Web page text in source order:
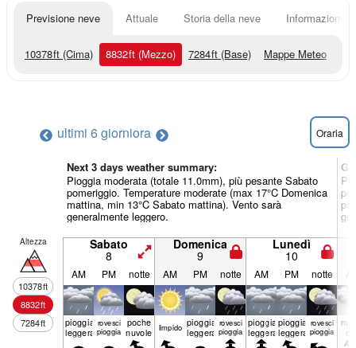
Previsione neve Attuale Storia della neve Informazioni
10378ft (Cima) 8832ft (Mezzo) 7284ft (Base) Mappe Meteo
ultimi 6 giorniora Oraria
Next 3 days weather summary:
Pioggia moderata (totale 11.0mm), più pesante Sabato
pomeriggio. Temperature moderate (max 17°C Domenica
mattina, min 13°C Sabato mattina). Vento sarà
generalmente leggero.
Altezza
10378ft
8832ft
7284ft
Sabato
8
Domenica
9
Lunedì
10
AM PM notte AM PM notte AM PM notte
pioggia
leggera
rovesci
pioggia
poche
nuvole limp­ido pioggia
leggera
rovesci
pioggia
pioggia
leggera
pioggia
leggera
rovesci
pioggia